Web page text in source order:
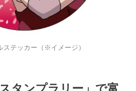
ステッカー（※イメージ）